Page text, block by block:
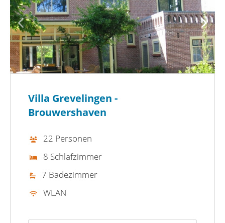
Villa Grevelingen -
Brouwershaven
22 Personen
8 Schlafzimmer
7 Badezimmer
WLAN